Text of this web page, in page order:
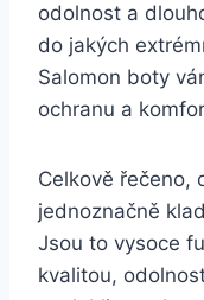
odolnost a
do jakých
Salomon boty
ochranu a
Celkově ‍řečeno,
jednoznačně⁢
Jsou​ to ‍vysoce
kvalitou,